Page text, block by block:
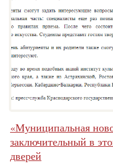
«Муниципальная
заключительный в
дверей